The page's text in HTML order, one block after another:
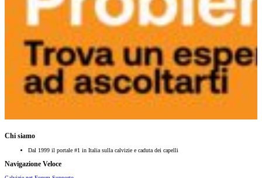
Chi siamo
Dal 1999 il portale #1 in Italia sulla calvizie e caduta dei capelli
Navigazione Veloce